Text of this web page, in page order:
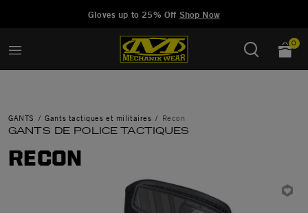
Gloves up to 25% Off Shop Now
0
GANTS Gants tactiques et militaires Recon
GANTS DE POLICE TACTIQUES
RECON
Manage Wishlist